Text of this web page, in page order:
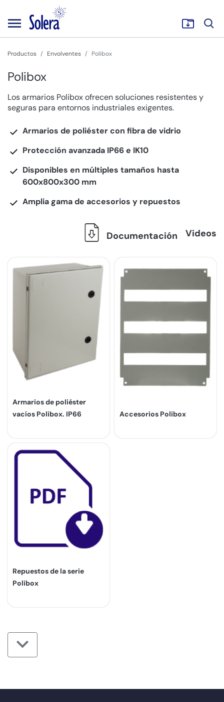
Productos Envolventes Polibox
Polibox
Los armarios Polibox ofrecen soluciones resistentes y
seguras para entornos industriales exigentes.
Armarios de poliéster con fibra de vidrio
Protección avanzada IP66 e IK10
Disponibles en múltiples tamaños hasta
600x800x300 mm
Amplia gama de accesorios y repuestos
Documentación Videos
Armarios de poliéster
vacíos Polibox. IP66
Accesorios Polibox
Repuestos de la serie
Polibox